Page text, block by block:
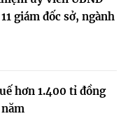
giám đốc sở, ngành
hơn 1.400 tỉ đồng